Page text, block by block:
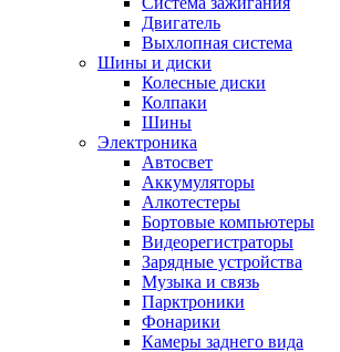
Двигатель
Выхлопная система
Шины и диски
Колесные диски
Колпаки
Шины
Электроника
Автосвет
Аккумуляторы
Алкотестеры
Бортовые компьютеры
Видеорегистраторы
Зарядные устройства
Музыка и связь
Парктроники
Фонарики
Камеры заднего вида